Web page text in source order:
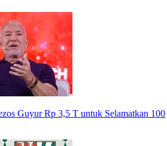
Guyur Rp 3,5 T untuk Selamatkan 100